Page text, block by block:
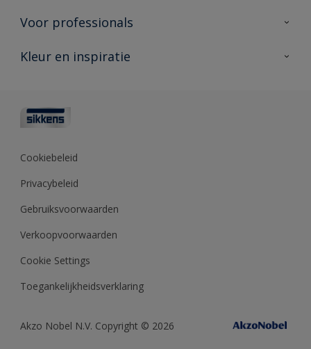
Duurzaamheid
Producten voor binnen
Vind je verkooppunt
Voor professionals
Advies & service
Polyfilla Pro
Sikkens Center
Kleur en inspiratie
Kleurcollecties
Kennisbank
Cookiebeleid
Privacybeleid
Gebruiksvoorwaarden
Verkoopvoorwaarden
Cookie Settings
Toegankelijkheidsverklaring
Akzo Nobel N.V. Copyright © 2026